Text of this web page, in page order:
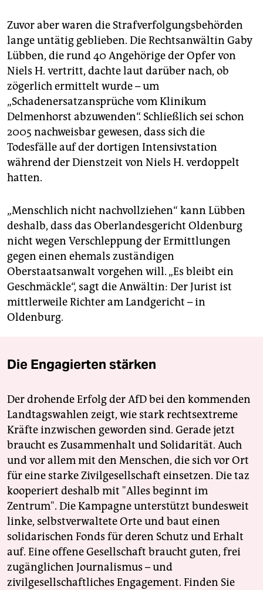
Zuvor aber waren die Strafverfolgungsbehörden
lange untätig geblieben. Die Rechtsanwältin Gaby
Lübben, die rund 40 Angehörige der Opfer von
Niels H. vertritt, dachte laut darüber nach, ob
zögerlich ermittelt wurde – um
„Schadenersatzansprüche vom Klinikum
Delmenhorst abzuwenden“. Schließlich sei schon
2005 nachweisbar gewesen, dass sich die
Todesfälle auf der dortigen Intensivstation
während der Dienstzeit von Niels H. verdoppelt
hatten.
„Menschlich nicht nachvollziehen“ kann Lübben
deshalb, dass das Oberlandesgericht Oldenburg
nicht wegen Verschleppung der Ermittlungen
gegen einen ehemals zuständigen
Oberstaatsanwalt vorgehen will. „Es bleibt ein
Geschmäckle“, sagt die Anwältin: Der Jurist ist
mittlerweile Richter am Landgericht – in
Oldenburg.
Die Engagierten stärken
Der drohende Erfolg der AfD bei den kommenden
Landtagswahlen zeigt, wie stark rechtsextreme
Kräfte inzwischen geworden sind. Gerade jetzt
braucht es Zusammenhalt und Solidarität. Auch
und vor allem mit den Menschen, die sich vor Ort
für eine starke Zivilgesellschaft einsetzen. Die taz
kooperiert deshalb mit "Alles beginnt im
Zentrum". Die Kampagne unterstützt bundesweit
linke, selbstverwaltete Orte und baut einen
solidarischen Fonds für deren Schutz und Erhalt
auf. Eine offene Gesellschaft braucht guten, frei
zugänglichen Journalismus – und
zivilgesellschaftliches Engagement. Finden Sie